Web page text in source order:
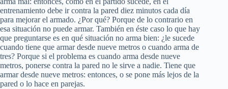
entrenamiento debe ir contra la pared diez minutos cada día
para mejorar el armado. ¿Por qué? Porque de lo contrario en
esa situación no puede armar. También en éste caso lo que hay
que preguntarse es en qué situación no arma bien: ¿le sucede
cuando tiene que armar desde nueve metros o cuando arma de
tres? Porque si el problema es cuando arma desde nueve
metros, ponerse contra la pared no le sirve a nadie. Tiene que
armar desde nueve metros: entonces, o se pone más lejos de la
pared o lo hace en parejas.